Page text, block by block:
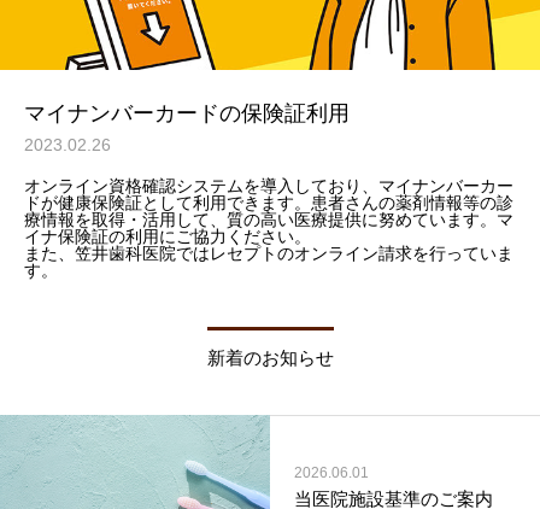
マイナンバーカードの保険証利用
2023.02.26
オンライン資格確認システムを導入しており、マイナンバーカー
ドが健康保険証として利用できます。患者さんの薬剤情報等の診
療情報を取得・活用して、質の高い医療提供に努めています。マ
イナ保険証の利用にご協力ください。
また、笠井歯科医院ではレセプトのオンライン請求を行っていま
す。
新着のお知らせ
2026.06.01
当医院施設基準のご案内